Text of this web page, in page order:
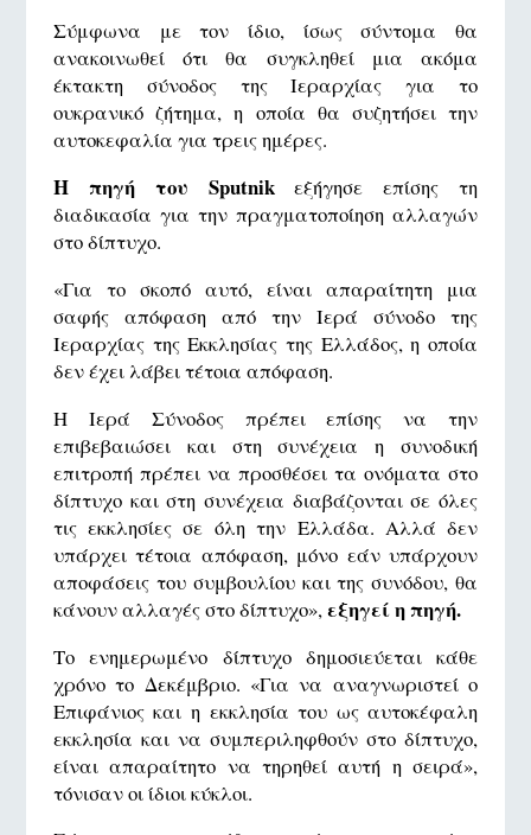
Σύμφωνα με τον ίδιο, ίσως σύντομα θα
ανακοινωθεί ότι θα συγκληθεί μια ακόμα
έκτακτη σύνοδος της Ιεραρχίας για το
ουκρανικό ζήτημα, η οποία θα συζητήσει την
αυτοκεφαλία για τρεις ημέρες.
Η πηγή του Sputnikεξήγησε επίσης τη
διαδικασία για την πραγματοποίηση αλλαγών
στο δίπτυχο.
«Για το σκοπό αυτό, είναι απαραίτητη μια
σαφής απόφαση από την Ιερά σύνοδο της
Ιεραρχίας της Εκκλησίας της Ελλάδος, η οποία
δεν έχει λάβει τέτοια απόφαση.
Η Ιερά Σύνοδος πρέπει επίσης να την
επιβεβαιώσει και στη συνέχεια η συνοδική
επιτροπή πρέπει να προσθέσει τα ονόματα στο
δίπτυχο και στη συνέχεια διαβάζονται σε όλες
τις εκκλησίες σε όλη την Ελλάδα. Αλλά δεν
υπάρχει τέτοια απόφαση, μόνο εάν υπάρχουν
αποφάσεις του συμβουλίου και της συνόδου, θα
κάνουν αλλαγές στο δίπτυχο»,εξηγεί η πηγή.
Το ενημερωμένο δίπτυχο δημοσιεύεται κάθε
χρόνο το Δεκέμβριο. «Για να αναγνωριστεί ο
Επιφάνιος και η εκκλησία του ως αυτοκέφαλη
εκκλησία και να συμπεριληφθούν στο δίπτυχο,
είναι απαραίτητο να τηρηθεί αυτή η σειρά»,
τόνισαν οι ίδιοι κύκλοι.